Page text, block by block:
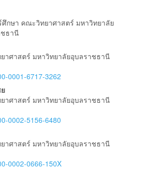
กษา คณะวิทยาศาสตร์ มหาวิทยาลัย
ธานี
าศาสตร์ มหาวิทยาลัยอุบลราชธานี
0001-6717-3262
าศาสตร์ มหาวิทยาลัยอุบลราชธานี
0002-5156-6480
าศาสตร์ มหาวิทยาลัยอุบลราชธานี
0002-0666-150X